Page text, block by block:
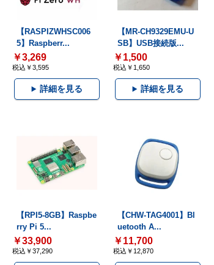
【RASPIZWHSC006
5】Raspberr...
￥3,269
税込￥3,595
詳細を見る
【MR-CH9329EMU-U
SB】USB接続版...
￥1,500
税込￥1,650
詳細を見る
【RPI5-8GB】Raspbe
rry Pi 5...
￥33,900
税込￥37,290
【CHW-TAG4001】Bl
uetooth A...
￥11,700
税込￥12,870